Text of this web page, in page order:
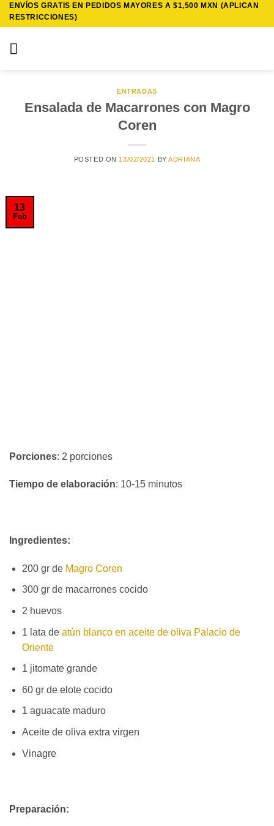
Saltar
ENVÍOS GRATIS EN PEDIDOS MAYORES A $1,500 MXN (APLICAN
RESTRICCIONES)
ENTRADAS
Ensalada de Macarrones con Magro
Coren
POSTED ON 13/02/2021 BYADRIANA
13
Feb
Porciones: 2 porciones
Tiempo de elaboración: 10-15 minutos
Ingredientes:
200 gr de Magro Coren
300 gr de macarrones cocido
2 huevos
1 lata de atún blanco en aceite de oliva Palacio de
Oriente
1 jitomate grande
60 gr de elote cocido
1 aguacate maduro
Aceite de oliva extra virgen
Vinagre
Preparación: